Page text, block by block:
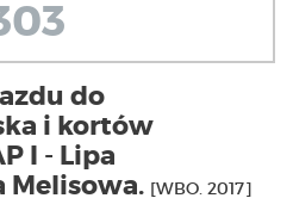
do
i kortów
I - Lipa
Melisowa. [WBO. 2017]